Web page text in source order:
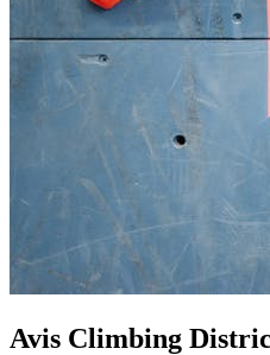
Avis Climbing